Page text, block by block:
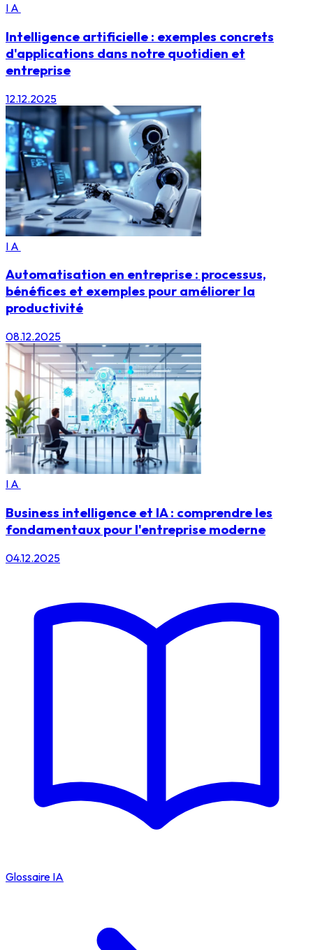
IA
Intelligence artificielle : exemples concrets
d'applications dans notre quotidien et
entreprise
12.12.2025
IA
Automatisation en entreprise : processus,
bénéfices et exemples pour améliorer la
productivité
08.12.2025
IA
Business intelligence et IA : comprendre les
fondamentaux pour l'entreprise moderne
04.12.2025
Glossaire IA